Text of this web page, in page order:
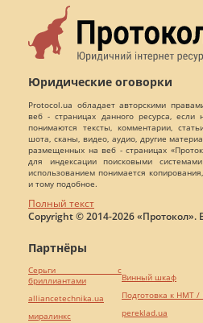
Юридические оговорки
Protocol.ua обладает авторскими
веб - страницах данного ресурса,
понимаются тексты, комментарии,
шота, сканы, видео, аудио, другие
размещенных на веб - страницах
для индексации поисковыми
использованием понимается
и тому подобное.
Полный текст
Copyright © 2014-2026
Партнёры
Серьги с
бриллиантами
alliancetechnika.ua
миралинкс
Винный шкаф
Подготовка к НМТ /
pereklad.ua